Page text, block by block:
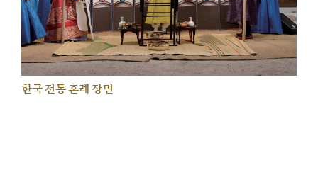
한국 전통 혼례 장면